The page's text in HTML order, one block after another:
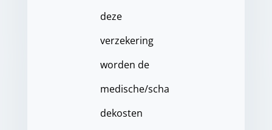
deze
verzekering
worden de
medische/scha
dekosten